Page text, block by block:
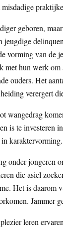
geboren,
jeugdige
vorming van
met hun werk
ouders. Het
verergert
wangedrag
is te investeren
karaktervorming.
onder jongeren
die asiel
Het is daarom
Jammer
leren